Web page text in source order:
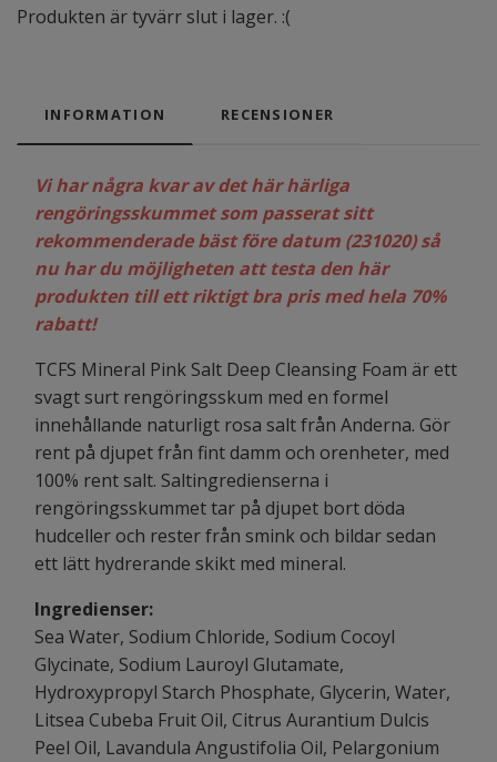
Produkten är tyvärr slut i lager. :(
INFORMATION RECENSIONER
Vi har några kvar av det här härliga
rengöringsskummet som passerat sitt
rekommenderade bäst före datum (231020) så
nu har du möjligheten att testa den här
produkten till ett riktigt bra pris med hela 70%
rabatt!
TCFS Mineral Pink Salt Deep Cleansing Foam är ett
svagt surt rengöringsskum med en formel
innehållande naturligt rosa salt från Anderna. Gör
rent på djupet från fint damm och orenheter, med
100% rent salt. Saltingredienserna i
rengöringsskummet tar på djupet bort döda
hudceller och rester från smink och bildar sedan
ett lätt hydrerande skikt med mineral.
Ingredienser:
Sea Water, Sodium Chloride, Sodium Cocoyl
Glycinate, Sodium Lauroyl Glutamate,
Hydroxypropyl Starch Phosphate, Glycerin, Water,
Litsea Cubeba Fruit Oil, Citrus Aurantium Dulcis
Peel Oil, Lavandula Angustifolia Oil, Pelargonium